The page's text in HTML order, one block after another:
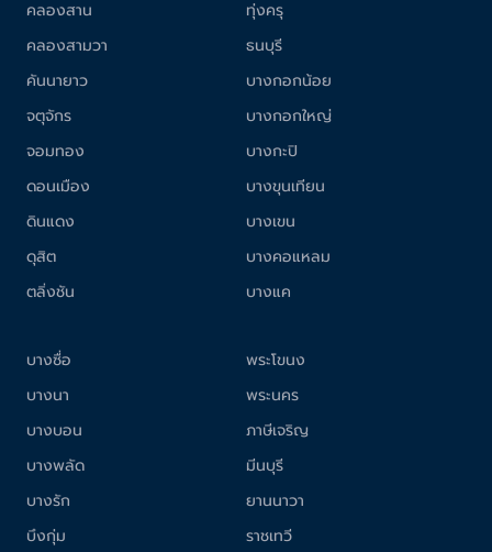
คลองสาน
คลองสามวา
คันนายาว
จตุจักร
จอมทอง
ดอนเมือง
ดินแดง
ดุสิต
ตลิ่งชัน
ทุ่งครุ
ธนบุรี
บางกอกน้อย
บางกอกใหญ่
บางกะปิ
บางขุนเทียน
บางเขน
บางคอแหลม
บางแค
บางซื่อ
บางนา
บางบอน
บางพลัด
บางรัก
บึงกุ่ม
พระโขนง
พระนคร
ภาษีเจริญ
มีนบุรี
ยานนาวา
ราชเทวี